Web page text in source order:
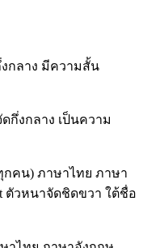
กลาง มีความสั้น
กึ่งกลาง เป็นความ
กคน) ภาษาไทย ภาษา
ตัวหนาจัดชิดขวา ใต้ชื่อ